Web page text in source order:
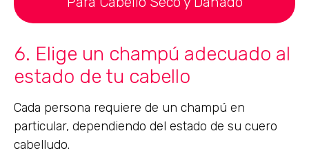
6. Elige un champú adecuado al
estado de tu cabello
Cada persona requiere de un champú en
particular, dependiendo del estado de su cuero
cabelludo.